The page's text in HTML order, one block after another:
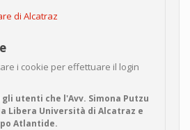
di Alcatraz
i cookie per effettuare il login
utenti che l'Avv. Simona Putzu
Libera Università di Alcatraz e
Atlantide.